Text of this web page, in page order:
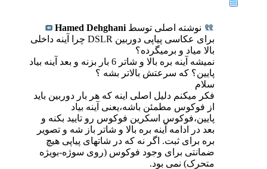
نوشته اصلی توسط Hamed Dehghani
برای عکاسی پیاپی دوربین DSLR چرا آینه داخلی
بالا میاد و برمیگرده؟
نمیشه آینه بره بالا و شاتر 6 بار بزنه و بعد آینه بیاد
پایین؟ که سرعتش بالاتر بشه ؟
سلام
فکر میکنم دلیل اصلی اینه که هر بار دوربین باید
از فوکوس مطمئن باشه،یعنی آینه بیاد
پایین،فوکوس اسکرین فوکوس رو تایید بکنه و
بعد در ادامه آینه بره بالا و شاتر باز شه و تصویر
بره برای ثبت. اگر نه که در شاتهای پیاپی هیچ
ضمانتی برای وجود فوکوس (روی سوژه-بویژه
متحرک) نمی بود.